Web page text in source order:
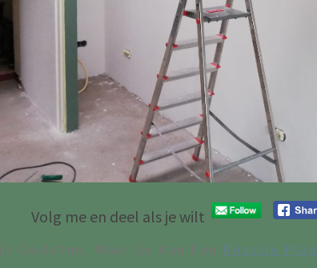
Volg me en deel als je wilt
Reactie